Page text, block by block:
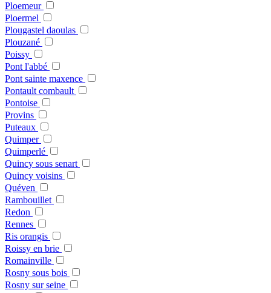
Ploemeur
Ploermel
Plougastel daoulas
Plouzané
Poissy
Pont l'abbé
Pont sainte maxence
Pontault combault
Pontoise
Provins
Puteaux
Quimper
Quimperlé
Quincy sous senart
Quincy voisins
Quéven
Rambouillet
Redon
Rennes
Ris orangis
Roissy en brie
Romainville
Rosny sous bois
Rosny sur seine